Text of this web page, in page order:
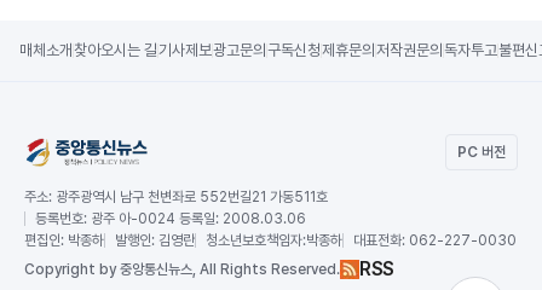
매체소개 찾아오시는 길기사제보광고문의 구독신청제휴문의 저작권문의 독자투고불편신
PC 버전
주소: 광주광역시 남구 천변좌로 552번길21 가동511호
등록번호: 광주 아-0024 등록일: 2008.03.06
편집인: 박종하 발행인: 김영란 청소년보호책임자:박종하 대표전화: 062-227-0030
Copyright by 중앙통신뉴스, All Rights Reserved. RSS